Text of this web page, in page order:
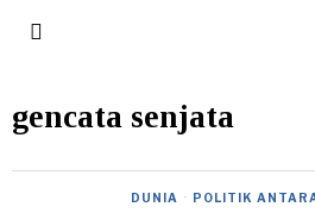
gencata senjata
DUNIA · POLITIK